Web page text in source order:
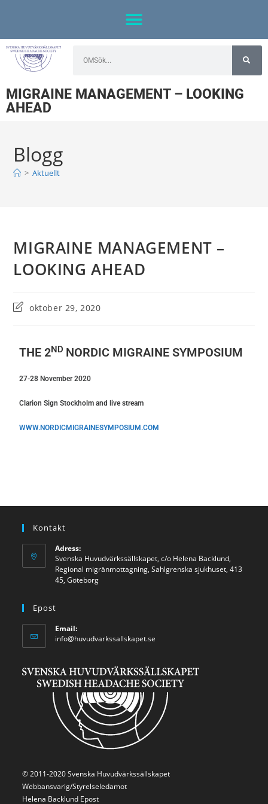
MIGRAINE MANAGEMENT – LOOKING
AHEAD
Blogg
> Aktuellt
MIGRAINE MANAGEMENT –
LOOKING AHEAD
oktober 29, 2020
THE 2ND NORDIC MIGRAINE SYMPOSIUM
27-28 November 2020
Clarion Sign Stockholm and live stream
WWW.NORDICMIGRAINESYMPOSIUM.COM
Kontakt
Adress:
Svenska Huvudvärkssällskapet, c/o Helena Backlund,
Regional migränmottagning, Sahlgrenska sjukhuset, 413
45, Göteborg
Epost
Email:
info@huvudvarkssallskapet.se
© 2011-2020 Svenska Huvudvärkssällskapet
Webbansvarig/Styrelseledamot
Helena Backlund Epost